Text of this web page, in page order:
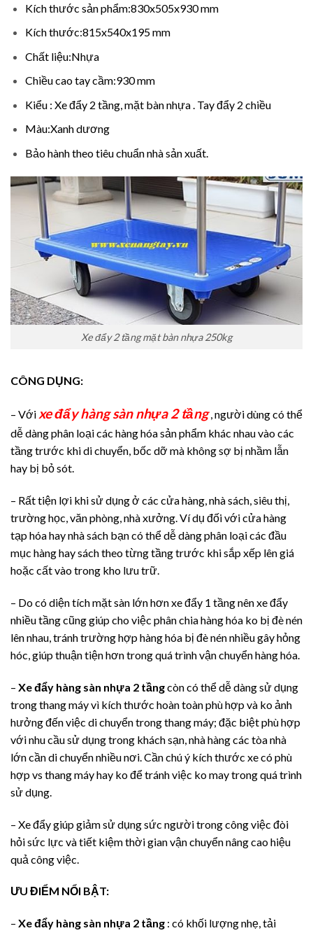
Kích thước sản phẩm:830x505x930 mm
Kích thước:815x540x195 mm
Chất liệu:Nhựa
Chiều cao tay cầm:930 mm
Kiểu : Xe đẩy 2 tầng, mặt bàn nhựa . Tay đẩy 2 chiều
Màu:Xanh dương
Bảo hành theo tiêu chuẩn nhà sản xuất.
Xe đẩy 2 tầng mặt bàn nhựa 250kg
CÔNG DỤNG:
– Với xe đẩy hàng sàn nhựa 2 tầng, người dùng có thể
dễ dàng phân loại các hàng hóa sản phẩm khác nhau vào các
tầng trước khi di chuyển, bốc dỡ mà không sợ bị nhầm lẫn
hay bị bỏ sót.
– Rất tiện lợi khi sử dụng ở các cửa hàng, nhà sách, siêu thị,
trường học, văn phòng, nhà xưởng. Ví dụ đối với cửa hàng
tạp hóa hay nhà sách bạn có thể dễ dàng phân loại các đầu
mục hàng hay sách theo từng tầng trước khi sắp xếp lên giá
hoặc cất vào trong kho lưu trữ.
– Do có diện tích mặt sàn lớn hơn xe đẩy 1 tầng nên xe đẩy
nhiều tầng cũng giúp cho việc phân chia hàng hóa ko bị đè nén
lên nhau, tránh trường hợp hàng hóa bị đè nén nhiều gây hỏng
hóc, giúp thuận tiện hơn trong quá trình vận chuyển hàng hóa.
– Xe đẩy hàng sàn nhựa 2 tầngcòn có thể dễ dàng sử dụng
trong thang máy vì kích thước hoàn toàn phù hợp và ko ảnh
hưởng đến việc di chuyển trong thang máy; đặc biệt phù hợp
với nhu cầu sử dụng trong khách sạn, nhà hàng các tòa nhà
lớn cần di chuyển nhiều nơi. Cần chú ý kích thước xe có phù
hợp vs thang máy hay ko để tránh việc ko may trong quá trình
sử dụng.
– Xe đẩy giúp giảm sử dụng sức người trong công việc đòi
hỏi sức lực và tiết kiệm thời gian vận chuyển nâng cao hiệu
quả công việc.
ƯU ĐIỂM NỔI BẬT:
– Xe đẩy hàng sàn nhựa 2 tầng : có khối lượng nhẹ, tải